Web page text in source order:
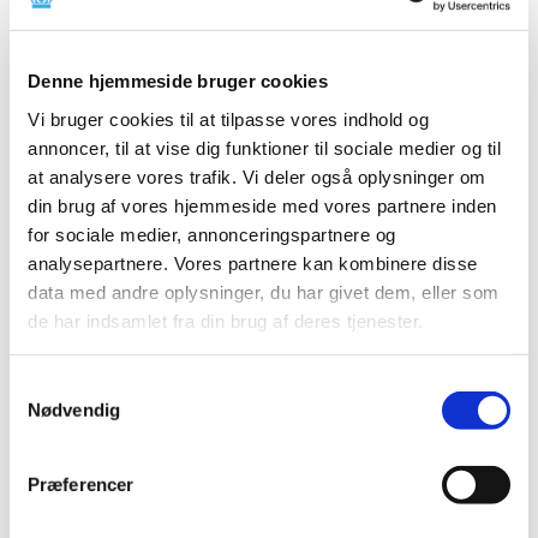
Denne hjemmeside bruger cookies
Vi bruger cookies til at tilpasse vores indhold og
annoncer, til at vise dig funktioner til sociale medier og til
at analysere vores trafik. Vi deler også oplysninger om
din brug af vores hjemmeside med vores partnere inden
for sociale medier, annonceringspartnere og
analysepartnere. Vores partnere kan kombinere disse
data med andre oplysninger, du har givet dem, eller som
de har indsamlet fra din brug af deres tjenester.
Nødvendig
Præferencer
Medicinalvirksomheden MSD har oplyst, at de ikke kan
Høring over forslag til tilskudsstatus for
medicin mod knogleskørhed
|1. november 2019|
Medicintilskudsnævnet er i gang med at revurdere
tilskudsstatus for medicin mod knogleskørhed og har
Fagligt Forum om medicinmangel – følg med
via Facebook
|31. oktober 2019|
Når Lægemiddelstyrelsen i dag holder Fagligt Forum om
medicinmangel, kan det følges live via
Flere ressourcer skal styrke